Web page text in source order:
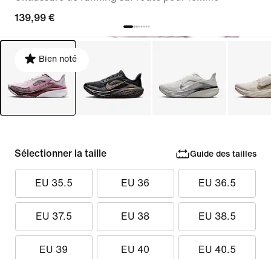
139,99 €
Bien noté
Sélectionner la taille Guide des tailles
EU 35.5 EU 36 EU 36.5
EU 37.5 EU 38 EU 38.5
EU 39 EU 40 EU 40.5